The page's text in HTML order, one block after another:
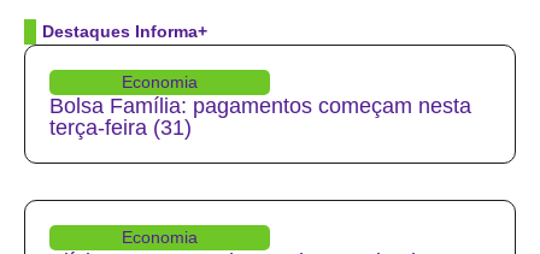
Destaques Informa+
Economia
Bolsa Família: pagamentos começam nesta
terça-feira (31)
Economia